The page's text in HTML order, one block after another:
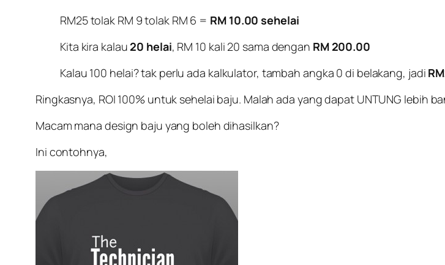
RM25 tolak RM 9 tolak RM 6 = RM 10.00 sehelai
Kita kira kalau 20 helai, RM 10 kali 20 sama dengan RM 200.00
Kalau 100 helai? tak perlu ada kalkulator, tambah angka 0 di belakang, jadi
Ringkasnya, ROI 100% untuk sehelai baju. Malah ada yang dapat UNTUNG lebih
Macam mana design baju yang boleh dihasilkan?
Ini contohnya,